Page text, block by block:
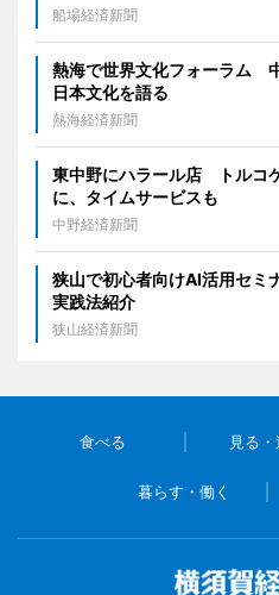
船場経済新聞
熱海で世界文化フォーラム
日本文化を語る
熱海経済新聞
東中野にハラール店 トルコ
に、タイムサービスも
中野経済新聞
狭山で初心者向けAI活用セ
実践法紹介
狭山経済新聞
食べる 見る
暮らす・働く